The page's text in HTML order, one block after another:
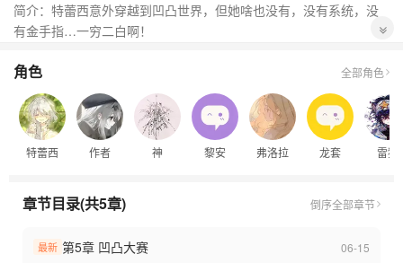
简介：特蕾西意外穿越到凹凸世界，但她啥也没有，没有系统，没
有金手指…一穷二白啊！
角色 全部角色
特蕾西 作者 神 黎安 弗洛拉 龙套 雷狮
章节目录(共5章) 倒序全部章节
最新 第5章 凹凸大赛 06-15